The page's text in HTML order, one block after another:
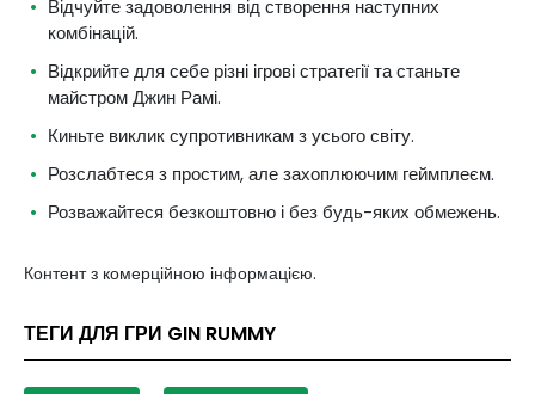
Відчуйте задоволення від створення наступних
комбінацій.
Відкрийте для себе різні ігрові стратегії та станьте
майстром Джин Рамі.
Киньте виклик супротивникам з усього світу.
Розслабтеся з простим, але захоплюючим геймплеєм.
Розважайтеся безкоштовно і без будь-яких обмежень.
Контент з комерційною інформацією.
ТЕГИ ДЛЯ ГРИ GIN RUMMY